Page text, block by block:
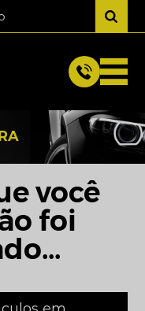
você
foi